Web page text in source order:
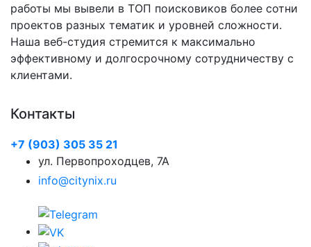
работы мы вывели в ТОП поисковиков более сотни
проектов разных тематик и уровней сложности.
Наша веб-студия стремится к максимально
эффективному и долгосрочному сотрудничеству с
клиентами.
Контакты
+7 (903) 305 35 21
ул. Первопроходцев, 7А
info@citynix.ru